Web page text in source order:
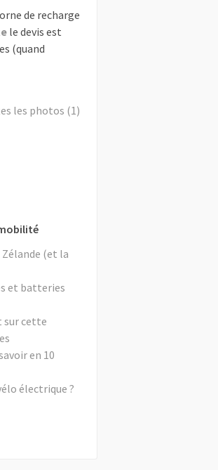
de recharge
le devis est
(quand
les photos (1)
Zélande (et la
et batteries
sur cette
en 10
électrique ?